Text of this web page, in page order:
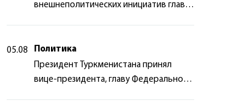
внешнеполитических инициатив главы
05.08
Политика
Президент Туркменистана принял
вице-президента, главу Федерального